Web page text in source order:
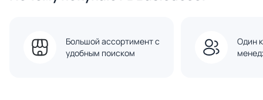
Большой ассортимент с
удобным поиском
Один